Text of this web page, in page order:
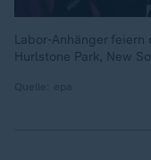
Labor-Anhänger feiern
Hurlstone Park, New